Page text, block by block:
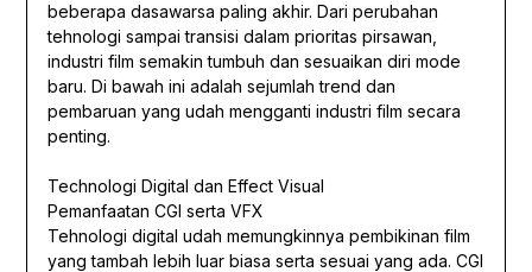
beberapa dasawarsa paling akhir. Dari perubahan
tehnologi sampai transisi dalam prioritas pirsawan,
industri film semakin tumbuh dan sesuaikan diri mode
baru. Di bawah ini adalah sejumlah trend dan
pembaruan yang udah mengganti industri film secara
penting.
Technologi Digital dan Effect Visual
Pemanfaatan CGI serta VFX
Tehnologi digital udah memungkinnya pembikinan film
yang tambah lebih luar biasa serta sesuai yang ada. CGI